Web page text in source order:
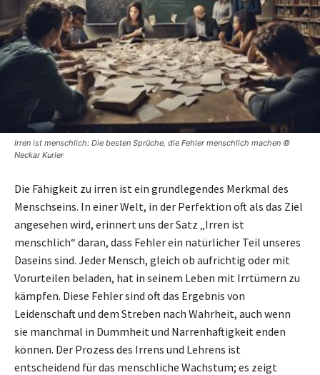
Irren ist menschlich: Die besten Sprüche, die Fehler menschlich machen ©
Neckar Kurier
Die Fähigkeit zu irren ist ein grundlegendes Merkmal des
Menschseins. In einer Welt, in der Perfektion oft als das Ziel
angesehen wird, erinnert uns der Satz „Irren ist
menschlich“ daran, dass Fehler ein natürlicher Teil unseres
Daseins sind. Jeder Mensch, gleich ob aufrichtig oder mit
Vorurteilen beladen, hat in seinem Leben mit Irrtümern zu
kämpfen. Diese Fehler sind oft das Ergebnis von
Leidenschaft und dem Streben nach Wahrheit, auch wenn
sie manchmal in Dummheit und Narrenhaftigkeit enden
können. Der Prozess des Irrens und Lehrens ist
entscheidend für das menschliche Wachstum; es zeigt